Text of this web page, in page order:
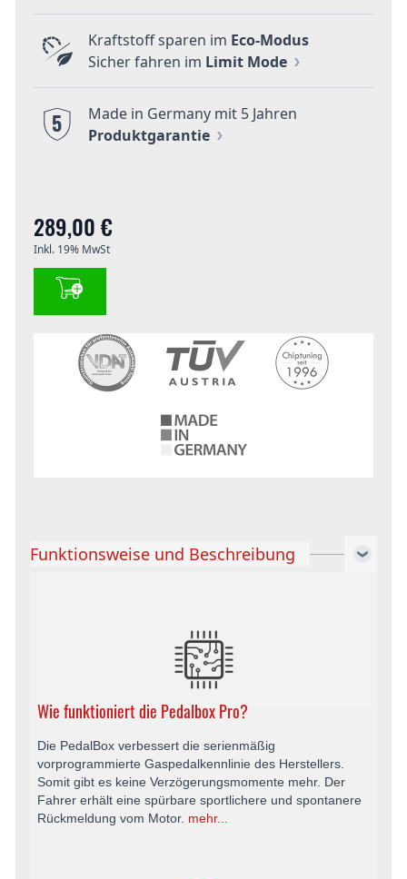
Kraftstoff sparen im Eco-Modus
Sicher fahren im Limit Mode
5
Made in Germany mit 5 Jahren
Produktgarantie
289,00 €
Inkl. 19% MwSt
Funktionsweise und Beschreibung
Wie funktioniert die Pedalbox Pro?
Die PedalBox verbessert die serienmäßig
vorprogrammierte Gaspedalkennlinie des Herstellers.
Somit gibt es keine Verzögerungsmomente mehr. Der
Fahrer erhält eine spürbare sportlichere und spontanere
Rückmeldung vom Motor. mehr...